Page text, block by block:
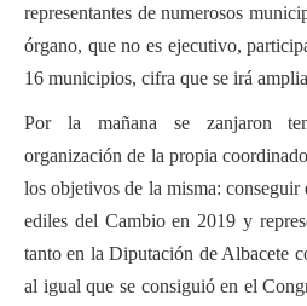
representantes de numerosos
órgano, que no es ejecutivo,
16 municipios, cifra que se irá
Por la mañana se zanjaron
organización de la propia
los objetivos de la misma:
ediles del Cambio en 2019 y
tanto en la Diputación de Albacete
al igual que se consiguió en el